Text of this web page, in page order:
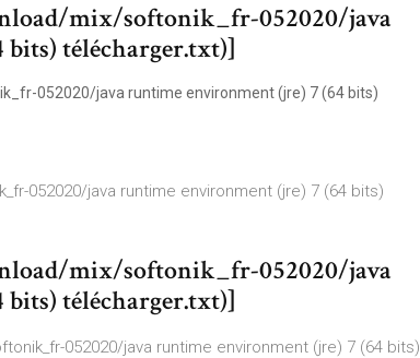
mix/softonik_fr-052020/java
télécharger.txt)]
052020/java runtime environment (jre) 7 (64 bits)
052020/java runtime environment (jre) 7 (64 bits)
mix/softonik_fr-052020/java
télécharger.txt)]
052020/java runtime environment (jre) 7 (64 bits)